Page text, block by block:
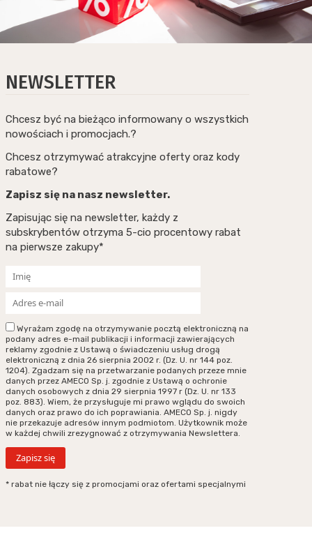
NEWSLETTER
Chcesz być na bieżąco informowany o wszystkich
nowościach i promocjach.?
Chcesz otrzymywać atrakcyjne oferty oraz kody
rabatowe?
Zapisz się na nasz newsletter.
Zapisując się na newsletter, każdy z
subskrybentów otrzyma 5-cio procentowy rabat
na pierwsze zakupy*
Wyrażam zgodę na otrzymywanie pocztą elektroniczną na
podany adres e-mail publikacji i informacji zawierających
reklamy zgodnie z Ustawą o świadczeniu usług drogą
elektroniczną z dnia 26 sierpnia 2002 r. (Dz. U. nr 144 poz.
1204). Zgadzam się na przetwarzanie podanych przeze mnie
danych przez AMECO Sp. j. zgodnie z Ustawą o ochronie
danych osobowych z dnia 29 sierpnia 1997 r (Dz. U. nr 133
poz. 883). Wiem, że przysługuje mi prawo wglądu do swoich
danych oraz prawo do ich poprawiania. AMECO Sp. j. nigdy
nie przekazuje adresów innym podmiotom. Użytkownik może
w każdej chwili zrezygnować z otrzymywania Newslettera.
* rabat nie łączy się z promocjami oraz ofertami specjalnymi